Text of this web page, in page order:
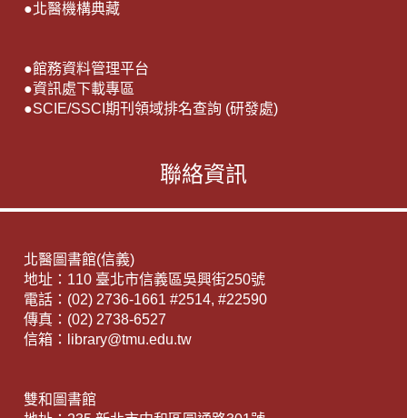
●北醫機構典藏
●館務資料管理平台
●資訊處下載專區
●SCIE/SSCI期刊領域排名查詢 (研發處)
聯絡資訊
北醫圖書館(信義)
地址：110 臺北市信義區吳興街250號
電話：(02) 2736-1661 #2514, #22590
傳真：(02) 2738-6527
信箱：library@tmu.edu.tw
雙和圖書館